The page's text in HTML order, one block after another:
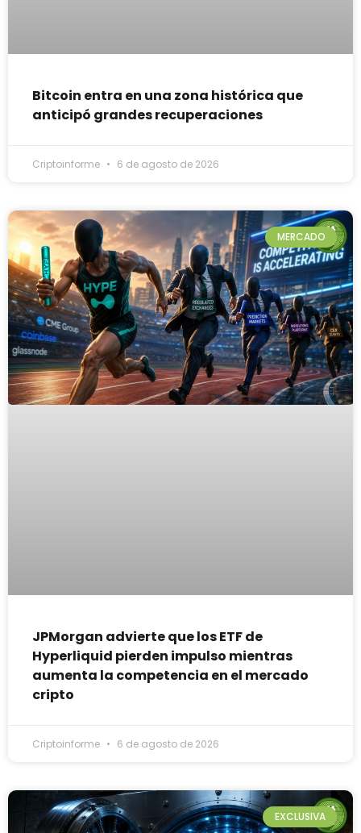
Bitcoin entra en una zona histórica que
anticipó grandes recuperaciones
Criptoinforme 6 de agosto de 2026
MERCADO
JPMorgan advierte que los ETF de
Hyperliquid pierden impulso mientras
aumenta la competencia en el mercado
cripto
Criptoinforme 6 de agosto de 2026
EXCLUSIVA